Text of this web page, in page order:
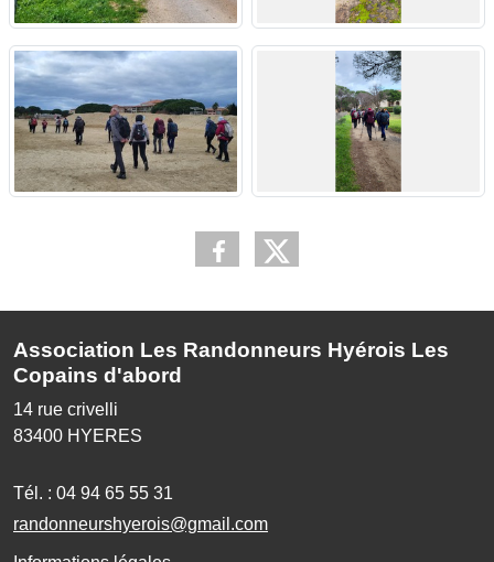
Association Les Randonneurs Hyérois Les
Copains d'abord
14 rue crivelli
83400 HYERES
Tél. : 04 94 65 55 31
randonneurshyerois@gmail.com